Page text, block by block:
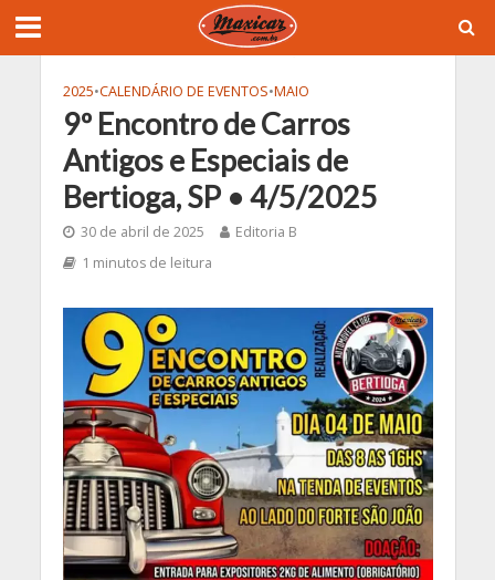
2025•CALENDÁRIO DE EVENTOS•MAIO
9º Encontro de Carros
Antigos e Especiais de
Bertioga, SP • 4/5/2025
30 de abril de 2025
Editoria B
1 minutos de leitura